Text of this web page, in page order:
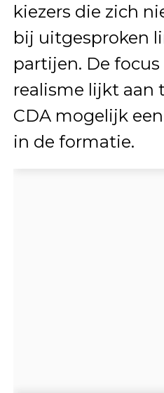
kiezers die zich
bij uitgesproken
partijen. De
realisme lijkt aan
CDA mogelijk
in de formatie.